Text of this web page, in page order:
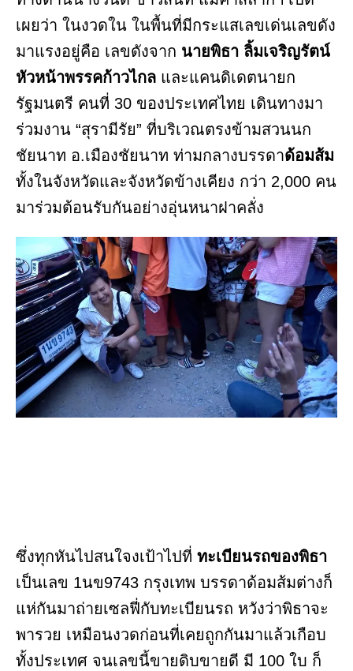
เผยว่า ในงวดใน ในพื้นที่มีกระแสเลขเด่นเลขดัง
มาแรงอยู่คือ เลขดังจาก นายพิธา ลิ้มเจริญรัตน์
หัวหน้าพรรคก้าวไกล และแคนดิเดตนายก
รัฐมนตรี คนที่ 30 ของประเทศไทย เดินทางมา
ร่วมงาน “สุรามีรัย” ที่บริเวณตรงข้ามสวนนก
ชัยนาท อ.เมืองชัยนาท ท่ามกลางบรรดาด้อมส้ม
ทั้งในจังหวัดและจังหวัดข้างเคียง กว่า 2,000 คน
มาร่วมต้อนรับกันอย่างอุ่นหนาฝาคลั่ง
ซึ่งทุกหันไปสนใจงเป้าไปที่ ทะเบียนรถของพิธา
เป็นเลข 1นข9743 กรุงเทพ บรรดาด้อมส้มต่างก็
แห่กันมาถ่ายเซลฟี่กับทะเบียนรถ หวังว่าพิธาจะ
พารวย เหมือนงวดก่อนที่เคยถูกกันมาแล้วเกือบ
ทั้งประเทศ จนเลขนี้ขายดิบขายดี มี 100 ใบ ก็